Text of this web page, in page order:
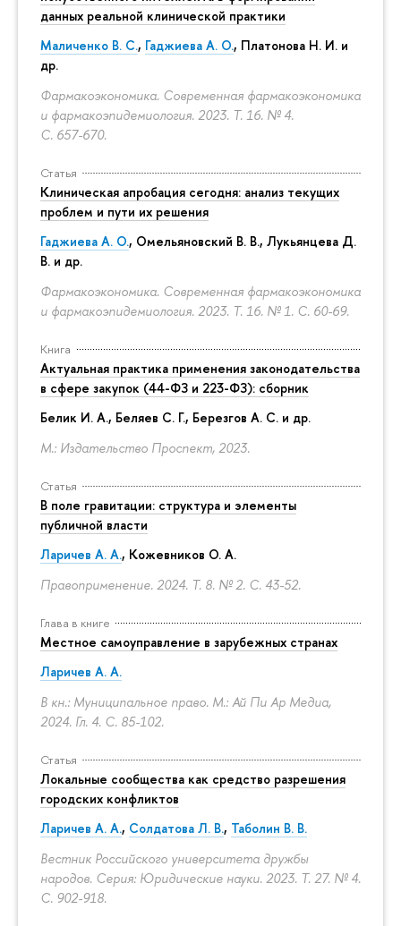
данных реальной клинической практики
Маличенко В. С., Гаджиева А. О., Платонова Н. И. и
др.
Фармакоэкономика. Современная фармакоэкономика
и фармакоэпидемиология. 2023. Т. 16. № 4.
С. 657-670.
Статья
Клиническая апробация сегодня: анализ текущих
проблем и пути их решения
Гаджиева А. О., Омельяновский В. В., Лукьянцева Д.
В. и др.
Фармакоэкономика. Современная фармакоэкономика
и фармакоэпидемиология. 2023. Т. 16. № 1. С. 60-69.
Книга
Актуальная практика применения законодательства
в сфере закупок (44-ФЗ и 223-ФЗ): сборник
Белик И. А., Беляев С. Г., Березгов А. С. и др.
М.: Издательство Проспект, 2023.
Статья
В поле гравитации: структура и элементы
публичной власти
Ларичев А. А., Кожевников О. А.
Правоприменение. 2024. Т. 8. № 2. С. 43-52.
Глава в книге
Местное самоуправление в зарубежных странах
Ларичев А. А.
В кн.: Муниципальное право. М.: Ай Пи Ар Медиа,
2024. Гл. 4. С. 85-102.
Статья
Локальные сообщества как средство разрешения
городских конфликтов
Ларичев А. А., Солдатова Л. В., Таболин В. В.
Вестник Российского университета дружбы
народов. Серия: Юридические науки. 2023. Т. 27. № 4.
С. 902-918.